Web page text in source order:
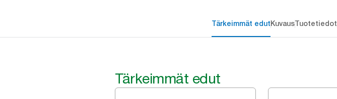
Tärkeimmät edutKuvausTuotetiedot
Tärkeimmät edut